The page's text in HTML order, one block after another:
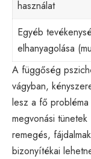
használat
Egyéb
elhanyagolása
A függőség
vágyban,
lesz a fő
megvonási
remegés,
bizonyítékai